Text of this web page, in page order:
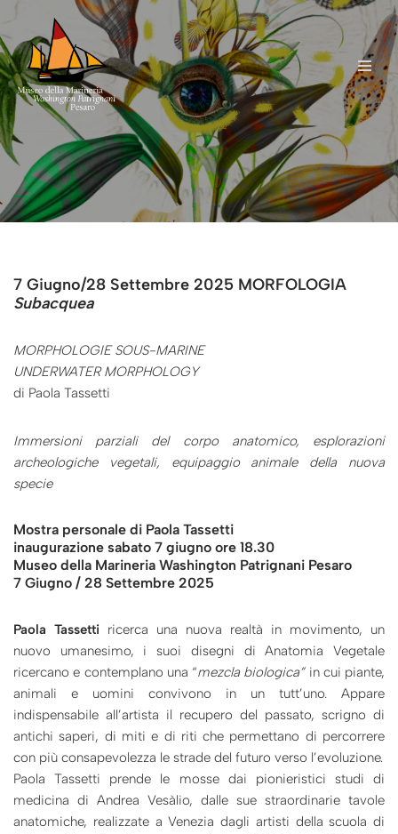
Vai
al
contenuto
7 Giugno/28 Settembre 2025 MORFOLOGIA
Subacquea
MORPHOLOGIE SOUS-MARINE
UNDERWATER MORPHOLOGY
di Paola Tassetti
Immersioni parziali del corpo anatomico, esplorazioni
archeologiche vegetali, equipaggio animale della nuova
specie
Mostra personale di Paola Tassetti
inaugurazione sabato 7 giugno ore 18.30
Museo della Marineria Washington Patrignani Pesaro
7 Giugno / 28 Settembre 2025
Paola Tassetti ricerca una nuova realtà in movimento, un
nuovo umanesimo, i suoi disegni di Anatomia Vegetale
ricercano e contemplano una “mezcla biologica”in cui piante,
animali e uomini convivono in un tutt’uno. Appare
indispensabile all’artista il recupero del passato, scrigno di
antichi saperi, di miti e di riti che permettano di percorrere
con più consapevolezza le strade del futuro verso l’evoluzione.
Paola Tassetti prende le mosse dai pionieristici studi di
medicina di Andrea Vesàlio, dalle sue straordinarie tavole
anatomiche, realizzate a Venezia dagli artisti della scuola di